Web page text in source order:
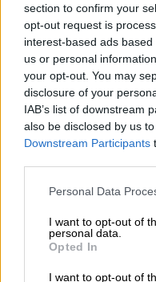
section to confirm your
opt-out request is
interest-based ads
us or personal
your opt-out. You may
disclosure of your
IAB’s list of downstream
also be disclosed by us
Downstream Participants
Please note that this
not limited to your visit or
grant or deny consent to
use your data for below
consent section.
Personal Data
I want to opt-out of
personal data.
Opted In
I want to opt-out of
Ένακολοσσιαίο
πρώτη φορά στην
ερευνητώνστον
ΔΙΑΒΑΣΤΕ
Κόσμος|23.06.2023
Κραυγή
του
χρόνια μετά, ο
προκαλεί
οι αποστολές»